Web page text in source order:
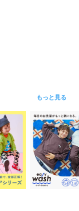
もっと見る